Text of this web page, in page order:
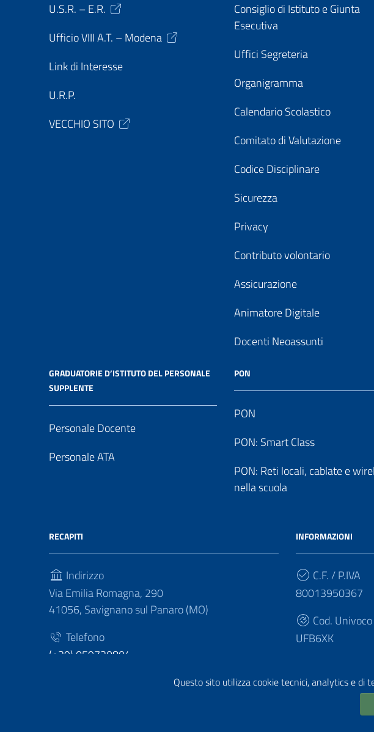
Questo sito utilizza cookie tecnici, analytics e di
U.S.R. – E.R.
Ufficio VIII A.T. – Modena
Link di Interesse
U.R.P.
VECCHIO SITO
Consiglio di Istituto e Giunta
Esecutiva
Uffici Segreteria
Organigramma
Calendario Scolastico
Comitato di Valutazione
Codice Disciplinare
Sicurezza
Privacy
Contributo volontario
Assicurazione
Animatore Digitale
Docenti Neoassunti
GRADUATORIE D’ISTITUTO DEL PERSONALE
SUPPLENTE
Personale Docente
Personale ATA
PON
PON
PON: Smart Class
PON: Reti locali, cablate e
nella scuola
RECAPITI
Indirizzo
Via Emilia Romagna, 290
41056, Savignano sul Panaro (MO)
Telefono
(+39) 059730804
INFORMAZIONI
C.F. / P.IVA
80013950367
Cod. Univoco
UFB6XK